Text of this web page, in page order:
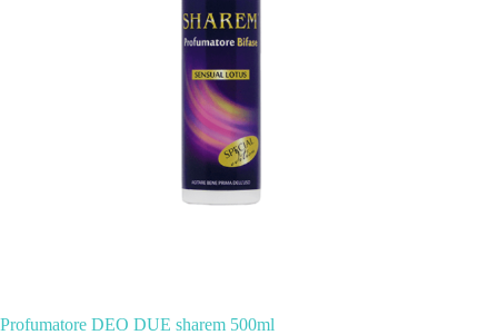
Profumatore DEO DUE sharem 500ml